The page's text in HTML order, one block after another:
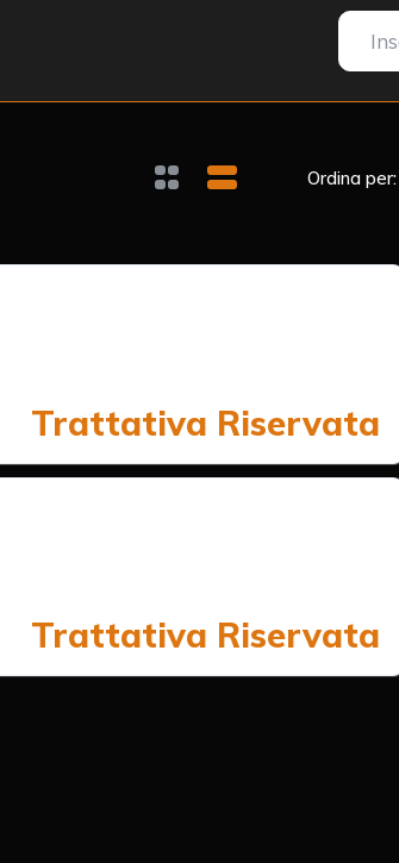
Ordina per:
Trattativa Riservata
Trattativa Riservata